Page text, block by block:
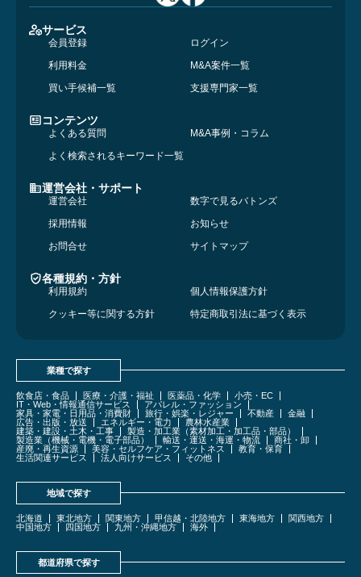
サービス
会員登録
ログイン
利用料金
M&A案件一覧
買い手候補一覧
支援専門家一覧
コンテンツ
よくある質問
M&A事例・コラム
よく検索されるキーワード一覧
運営会社・サポート
運営会社
数字で見るバトンズ
採用情報
お知らせ
お問合せ
サイトマップ
各種規約・方針
利用規約
個人情報保護方針
クッキー等に関する方針
特定商取引法に基づく表示
業種で探す
飲食店・食品 医療・介護・福祉 医薬品・化学
小売・EC
IT・Web・情報通信サービス
アパレル・ファッション
家具・家電・日用品・消費財
旅行・娯楽・レジャー 不動産
金融
広告・出版・放送
エネルギー・電力
農林水産業
建築・建設・土木・工事
製造・加工業（素材加工・加工品・部品）
製造業（機械・電機・電子部品）
輸送・運送・海運・物流
商社・卸
産廃・再生資源
美容・セルフケア・フィットネス
教育・保育
生活関連サービス
法人向けサービス その他
地域で探す
北海道 東北地方 関東地方 甲信越・北陸地方 東海地方
関西地方
中国地方
四国地方 九州・沖縄地方 海外
都道府県で探す